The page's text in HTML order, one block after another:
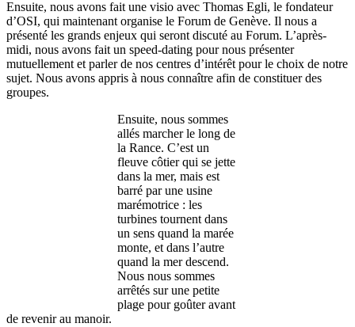
Ensuite, nous avons fait une visio avec Thomas Egli, le fondateur
d’OSI, qui maintenant organise le Forum de Genève. Il nous a
présenté les grands enjeux qui seront discuté au Forum. L’après-
midi, nous avons fait un speed-dating pour nous présenter
mutuellement et parler de nos centres d’intérêt pour le choix de notre
sujet. Nous avons appris à nous connaître afin de constituer des
groupes.
Ensuite, nous sommes
allés marcher le long de
la Rance. C’est un
fleuve côtier qui se jette
dans la mer, mais est
barré par une usine
marémotrice : les
turbines tournent dans
un sens quand la marée
monte, et dans l’autre
quand la mer descend.
Nous nous sommes
arrêtés sur une petite
plage pour goûter avant
de revenir au manoir.